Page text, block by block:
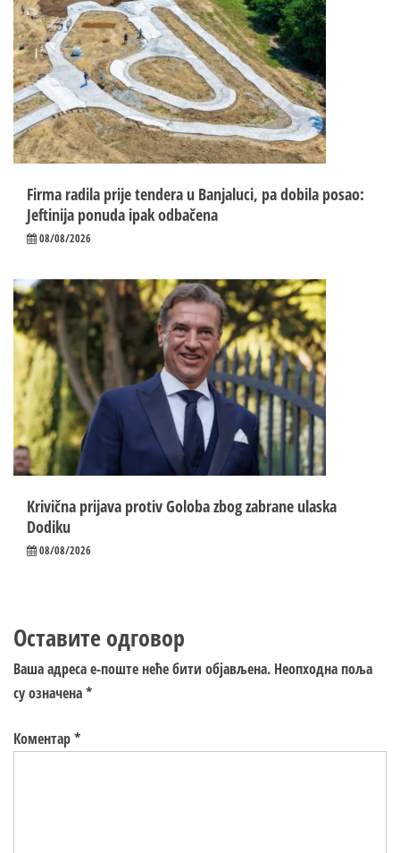
Firma radila prije tendera u Banjaluci, pa dobila posao:
Jeftinija ponuda ipak odbačena
08/08/2026
Krivična prijava protiv Goloba zbog zabrane ulaska
Dodiku
08/08/2026
Оставите одговор
Ваша адреса е-поште неће бити објављена. Неопходна поља
су означена*
Коментар*